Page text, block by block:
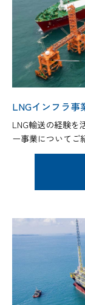
LNGインフラ事
LNG輸送の経験を
ー事業についてご